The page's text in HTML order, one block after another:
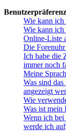
Wie kann ich
Wie kann ich
Online-Liste
Die
Ich habe die
immer noch
Meine
Was sind
angezeigt
Wie
Was ist mein
Wenn ich
werde ich